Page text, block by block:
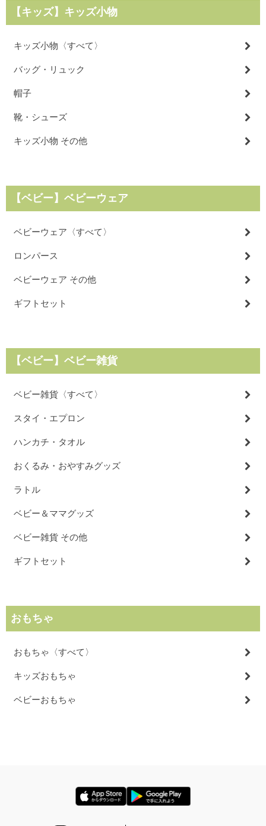
【キッズ】キッズ小物
キッズ小物〈すべて〉
バッグ・リュック
帽子
靴・シューズ
キッズ小物 その他
【ベビー】ベビーウェア
ベビーウェア〈すべて〉
ロンパース
ベビーウェア その他
ギフトセット
【ベビー】ベビー雑貨
ベビー雑貨〈すべて〉
スタイ・エプロン
ハンカチ・タオル
おくるみ・おやすみグッズ
ラトル
ベビー＆ママグッズ
ベビー雑貨 その他
ギフトセット
おもちゃ
おもちゃ〈すべて〉
キッズおもちゃ
ベビーおもちゃ